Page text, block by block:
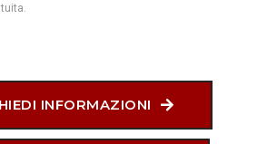
INFORMAZIONI